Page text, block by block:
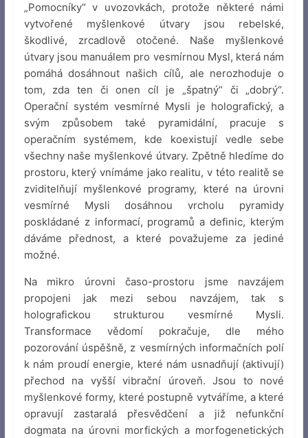
„Pomocníky“ v uvozovkách, protože některé námi
vytvořené myšlenkové útvary jsou rebelské,
škodlivé, zrcadlově otočené. Naše myšlenkové
útvary jsou manuálem pro vesmírnou Mysl, která nám
pomáhá dosáhnout našich cílů, ale nerozhoduje o
tom, zda ten či onen cíl je „špatný“ či „dobrý“.
Operační systém vesmírné Mysli je holografický, a
svým způsobem také pyramidální, pracuje s
operačním systémem, kde koexistují vedle sebe
všechny naše myšlenkové útvary. Zpětně hledíme do
prostoru, který vnímáme jako realitu, v této realitě se
zviditelňují myšlenkové programy, které na úrovni
vesmírné Mysli dosáhnou vrcholu pyramidy
poskládané z informací, programů a definic, kterým
dáváme přednost, a které považujeme za jediné
možné.
Na mikro úrovni časo-prostoru jsme navzájem
propojeni jak mezi sebou navzájem, tak s
holografickou strukturou vesmírné Mysli.
Transformace vědomí pokračuje, dle mého
pozorování úspěšně, z vesmírných informačních polí
k nám proudí energie, které nám usnadňují (aktivují)
přechod na vyšší vibrační úroveň. Jsou to nové
myšlenkové formy, které postupně vytváříme, a které
opravují zastaralá přesvědčení a již nefunkční
dogmata na úrovni morfických a morfogenetických